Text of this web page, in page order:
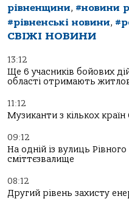
рівненщини, #новини
#рівненські новини,
СВІЖІ НОВИНИ
13:12
Ще 6 учасників бойових
області отримають
11:12
Музиканти з кількох
09:12
На одній із вулиць Рівного
сміттєзвалище
08:12
Другий рівень захисту